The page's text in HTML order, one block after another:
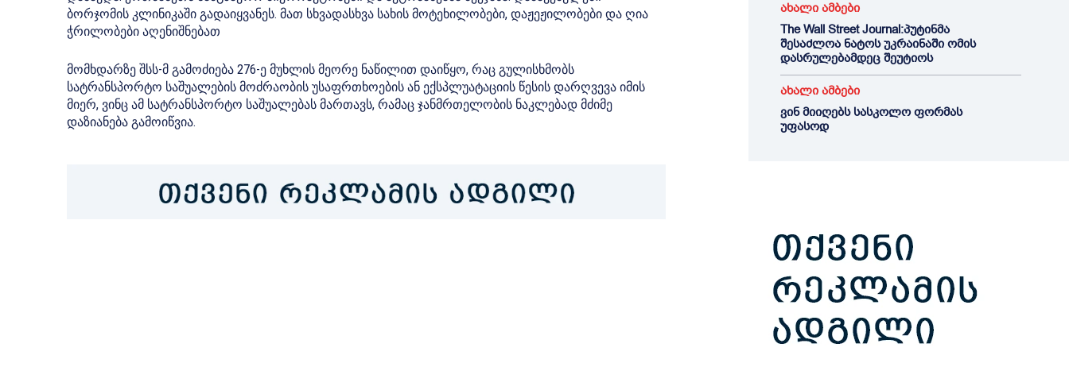
ბორჯომის კლინიკაში გადაიყვანეს. მათ სხვადასხვა სახის მოტეხილობები, დაჟეჟილობები და ღია
ჭრილობები აღენიშნებათ
მომხდარზე შსს-მ გამოძიება 276-ე მუხლის მეორე ნაწილით დაიწყო, რაც გულისხმობს
სატრანსპორტო საშუალების მოძრაობის უსაფრთხოების ან ექსპლუატაციის წესის დარღვევა იმის
მიერ, ვინც ამ სატრანსპორტო საშუალებას მართავს, რამაც ჯანმრთელობის ნაკლებად მძიმე
დაზიანება გამოიწვია.
ახალი ამბები
The Wall Street Journal:პუტინმა
შესაძლოა ნატოს უკრაინაში ომის
დასრულებამდეც შეუტიოს
ახალი ამბები
ვინ მიიღებს სასკოლო ფორმას
უფასოდ